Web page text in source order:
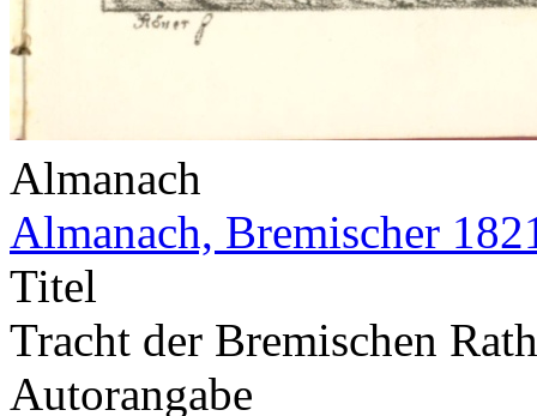
Almanach
Almanach, Bremischer
Titel
Tracht der Bremischen
Autorangabe